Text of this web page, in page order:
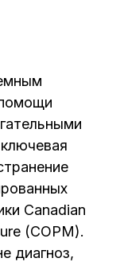
Canadian
(COPM).
диагноз,